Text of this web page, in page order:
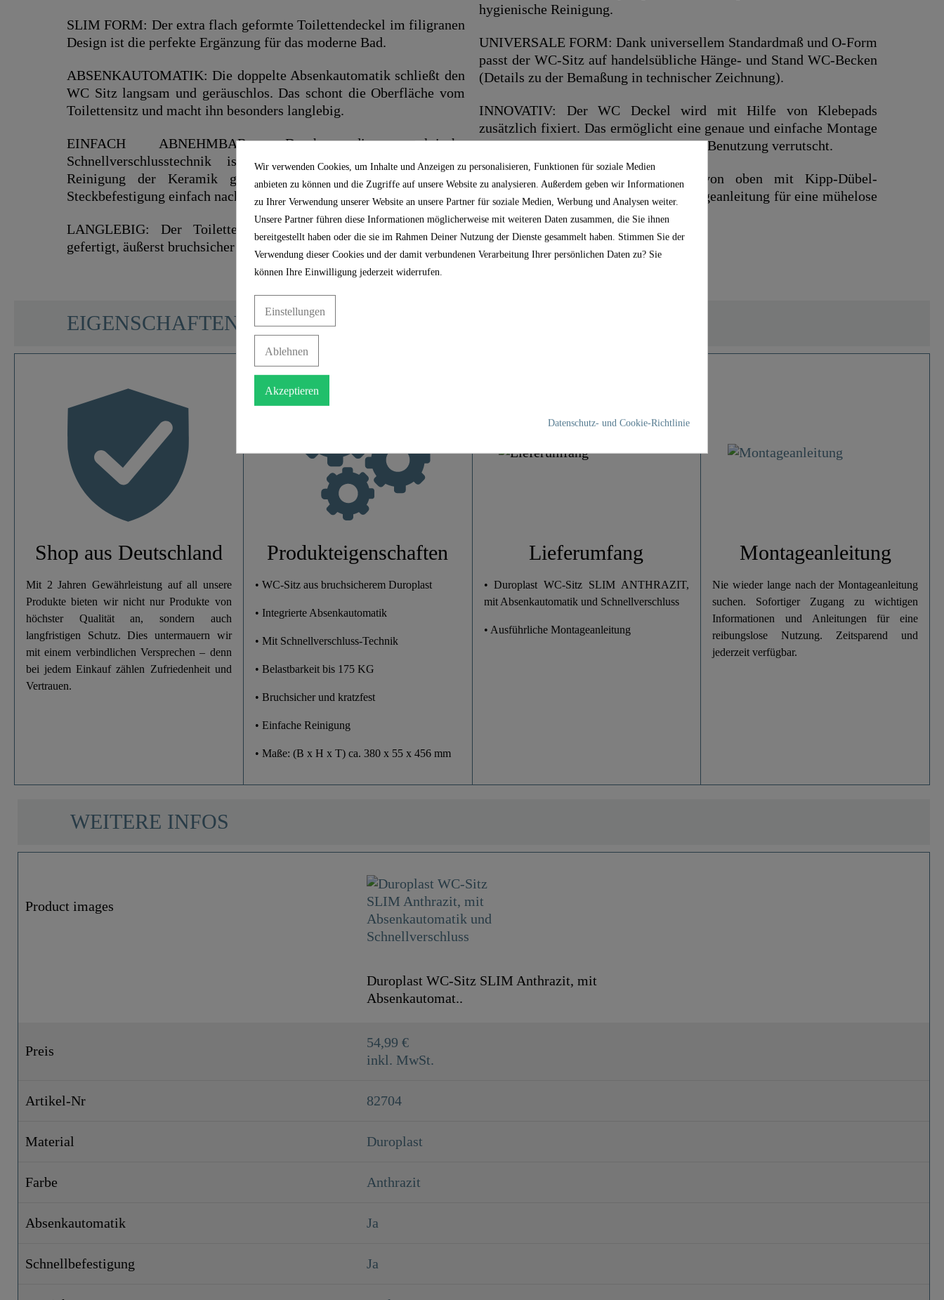
SLIM FORM: Der extra flach geformte Toilettendeckel im filigranen
Design ist die perfekte Ergänzung für das moderne Bad.
ABSENKAUTOMATIK: Die doppelte Absenkautomatik schließt den
WC Sitz langsam und geräuschlos. Das schont die Oberfläche vom
Toilettensitz und macht ihn besonders langlebig.
EINFACH ABNEHMBAR: Durch die praktische
Schnellverschlusstechnik ist eine schnelle und hygienische
Reinigung der Keramik garantiert. Die WC Brille ist dank
Steckbefestigung einfach nach oben abnehmbar.
LANGLEBIG: Der Toilettendeckel ist aus stabilem Duroplast
gefertigt, äußerst bruchsicher und kratzfest.
hygienische Reinigung.
UNIVERSALE FORM: Dank universellem Standardmaß und O-Form
passt der WC-Sitz auf handelsübliche Hänge- und Stand WC-Becken
(Details zu der Bemaßung in technischer Zeichnung).
INNOVATIV: Der WC Deckel wird mit Hilfe von Klebepads
zusätzlich fixiert. Das ermöglicht eine genaue und einfache Montage
und verhindert, dass der Klositz bei der Benutzung verrutscht.
EINFACHE MONTAGE: Montage von oben mit Kipp-Dübel-
Befestigung und eine bebilderte Montageanleitung für eine mühelose
Installation.
Absenkautomatik
Schnellbefestigung
Gewicht
Breite 38,0 Cm
Höhe
Länge
EIGENSCHAFTEN
Shop aus Deutschland
Mit 2 Jahren Gewährleistung auf all unsere
Produkte bieten wir nicht nur Produkte von
höchster Qualität an, sondern auch
langfristigen Schutz. Dies untermauern wir
mit einem verbindlichen Versprechen – denn
bei jedem Einkauf zählen Zufriedenheit und
Vertrauen.
Produkteigenschaften
• WC-Sitz aus bruchsicherem Duroplast
• Integrierte Absenkautomatik
• Mit Schnellverschluss-Technik
• Belastbarkeit bis 175 KG
• Bruchsicher und kratzfest
• Einfache Reinigung
• Maße: (B x H x T) ca. 380 x 55 x 456 mm
Lieferumfang
• Duroplast WC-Sitz SLIM ANTHRAZIT,
mit Absenkautomatik und Schnellverschluss
• Ausführliche Montageanleitung
Montageanleitung
Nie wieder lange nach der Montageanleitung
suchen. Sofortiger Zugang zu wichtigen
Informationen und Anleitungen für eine
reibungslose Nutzung. Zeitsparend und
jederzeit verfügbar.
WEITERE INFOS
Product images
Duroplast WC-Sitz SLIM Anthrazit, mit
Absenkautomat..
Preis
54,99 €
inkl. MwSt.
Artikel-Nr 82704
Material Duroplast
Farbe Anthrazit
Absenkautomatik Ja
Schnellbefestigung Ja
Wir verwenden Cookies, um Inhalte und Anzeigen zu personalisieren, Funktionen für soziale Medien
anbieten zu können und die Zugriffe auf unsere Website zu analysieren. Außerdem geben wir Informationen
zu Ihrer Verwendung unserer Website an unsere Partner für soziale Medien, Werbung und Analysen weiter.
Unsere Partner führen diese Informationen möglicherweise mit weiteren Daten zusammen, die Sie ihnen
bereitgestellt haben oder die sie im Rahmen Deiner Nutzung der Dienste gesammelt haben. Stimmen Sie der
Verwendung dieser Cookies und der damit verbundenen Verarbeitung Ihrer persönlichen Daten zu? Sie
können Ihre Einwilligung jederzeit widerrufen.
Einstellungen
Ablehnen
Akzeptieren
Datenschutz- und Cookie-Richtlinie